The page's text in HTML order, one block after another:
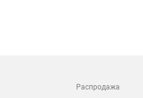
Распродажа